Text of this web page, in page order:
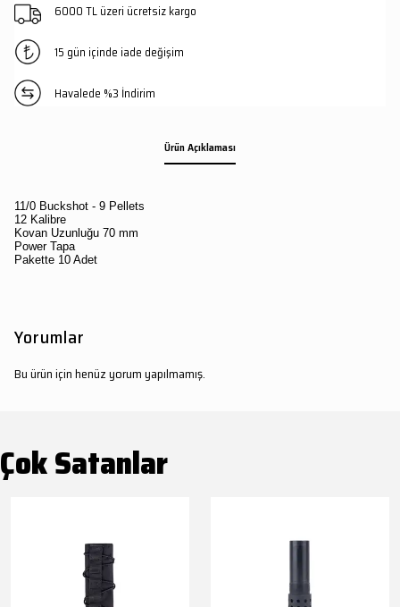
6000 TL üzeri ücretsiz kargo
15 gün içinde iade değişim
Havalede %3 İndirim
Ürün Açıklaması
11/0 Buckshot - 9 Pellets
12 Kalibre
Kovan Uzunluğu 70 mm
Power Tapa
Pakette 10 Adet
Yorumlar
Bu ürün için henüz yorum yapılmamış.
Çok Satanlar